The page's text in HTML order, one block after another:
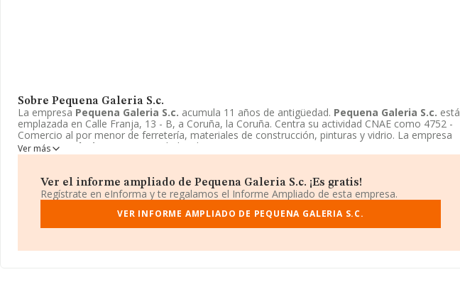
Sobre Pequena Galeria S.c.
La empresa Pequena Galeria S.c. acumula 11 años de antigüedad. Pequena Galeria S.c. está
emplazada en Calle Franja, 13 - B, a Coruña, la Coruña. Centra su actividad CNAE como 4752 -
Comercio al por menor de ferretería, materiales de construcción, pinturas y vidrio. La empresa
Pequena Galeria S.c.
es Sociedad civil.
Ver más
Ver el informe ampliado de Pequena Galeria S.c. ¡Es gratis!
Regístrate en eInforma y te regalamos el Informe Ampliado de esta empresa.
VER INFORME AMPLIADO DE PEQUENA GALERIA S.C.